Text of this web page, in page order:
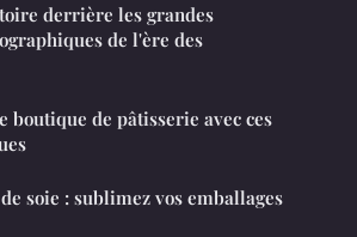
derrière les grandes
de l'ère des
boutique de pâtisserie avec ces
soie : sublimez vos emballages